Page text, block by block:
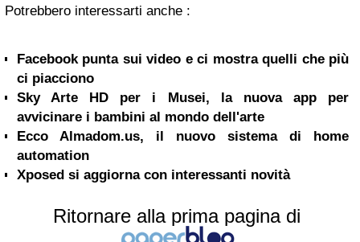
Potrebbero interessarti anche :
Facebook punta sui video e ci mostra quelli che più
ci piacciono
Sky Arte HD per i Musei, la nuova app per
avvicinare i bambini al mondo dell'arte
Ecco Almadom.us, il nuovo sistema di home
automation
Xposed si aggiorna con interessanti novità
Ritornare alla prima pagina di